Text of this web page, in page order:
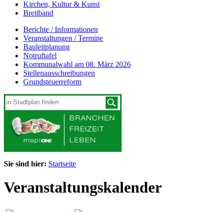
Kirchen, Kultur & Kunst
Breitband
Berichte / Informationen
Veranstaltungen / Termine
Bauleitplanung
Notruftafel
Kommunalwahl am 08. März 2026
Stellenausschreibungen
Grundsteuerreform
Sie sind hier: Startseite
Veranstaltungskalender